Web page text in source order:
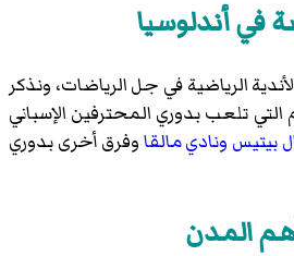
في أندلوسيا
الرياضية في جل الرياضات، ونذكر
تلعب بدوري المحترفين الإسباني
بيتيس ونادي مالقاوفرق أخرى بدوري
المدن